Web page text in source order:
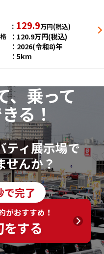
129.9万円(税込)
120.9万円(税込)
2026(令和8)年
5km
、乗って
る！
ティ展示場で
せんか？
で完了
がおすすめ！
をする